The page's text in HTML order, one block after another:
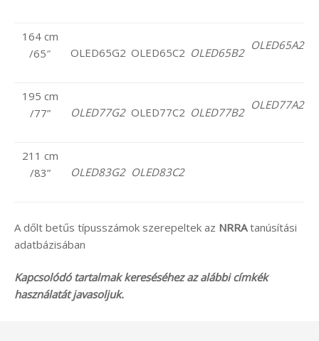
164 cm
/65″
OLED65G2 OLED65C2 OLED65B2
OLED65A2
195 cm
/77”
OLED77G2 OLED77C2 OLED77B2
OLED77A2
211 cm
/83”
OLED83G2 OLED83C2
A dőlt betűs típusszámok szerepeltek az NRRAtanúsítási
adatbázisában
Kapcsolódó tartalmak kereséséhez az alábbi címkék
használatát javasoljuk.